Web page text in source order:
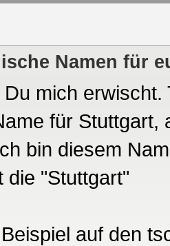
Namen für
mich
für
bin diesem
die "Stuttgart"
auf den